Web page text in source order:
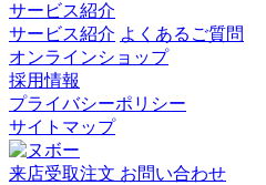
サービス紹介
サービス紹介 よくあるご質問
オンラインショップ
採用情報
プライバシーポリシー
サイトマップ
来店受取注文 お問い合わせ